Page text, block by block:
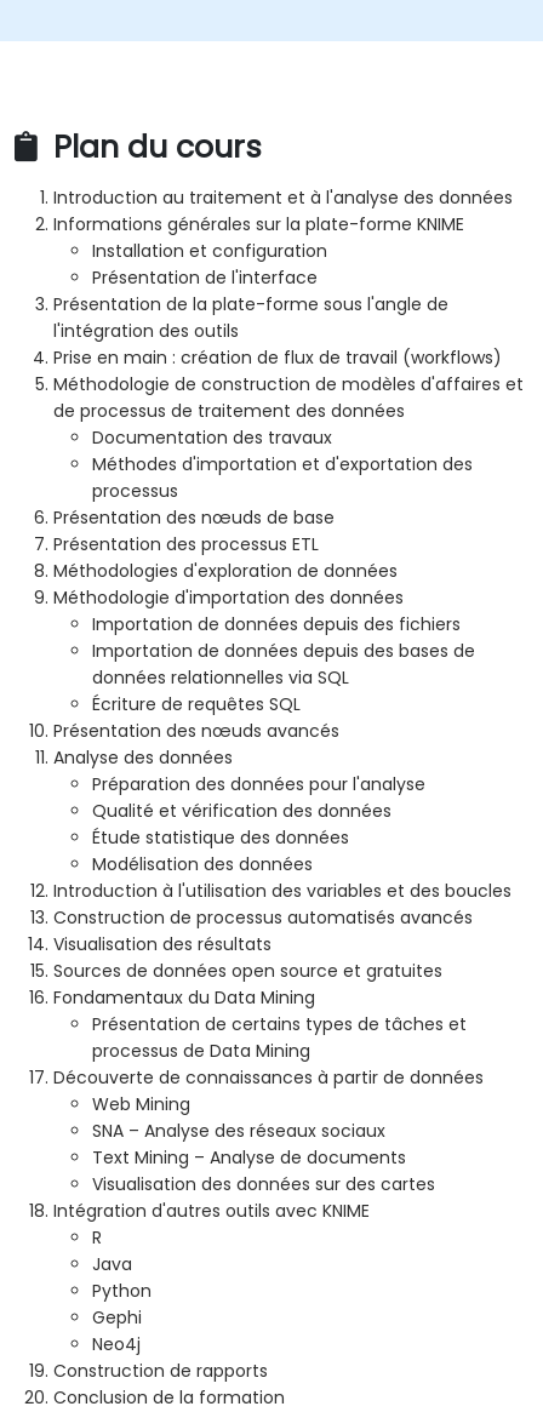
programmation. KNIME peut être considéré, dans une
Plan du cours
Introduction au traitement et à l'analyse des données
Informations générales sur la plate-forme KNIME
Installation et configuration
Présentation de l'interface
Présentation de la plate-forme sous l'angle de
l'intégration des outils
Prise en main : création de flux de travail (workflows)
Méthodologie de construction de modèles d'affaires et
de processus de traitement des données
Documentation des travaux
Méthodes d'importation et d'exportation des
processus
Présentation des nœuds de base
Présentation des processus ETL
Méthodologies d'exploration de données
Méthodologie d'importation des données
Importation de données depuis des fichiers
Importation de données depuis des bases de
données relationnelles via SQL
Écriture de requêtes SQL
Présentation des nœuds avancés
Analyse des données
Préparation des données pour l'analyse
Qualité et vérification des données
Étude statistique des données
Modélisation des données
Introduction à l'utilisation des variables et des boucles
Construction de processus automatisés avancés
Visualisation des résultats
Sources de données open source et gratuites
Fondamentaux du Data Mining
Présentation de certains types de tâches et
processus de Data Mining
Découverte de connaissances à partir de données
Web Mining
SNA – Analyse des réseaux sociaux
Text Mining – Analyse de documents
Visualisation des données sur des cartes
Intégration d'autres outils avec KNIME
R
Java
Python
Gephi
Neo4j
Construction de rapports
Conclusion de la formation